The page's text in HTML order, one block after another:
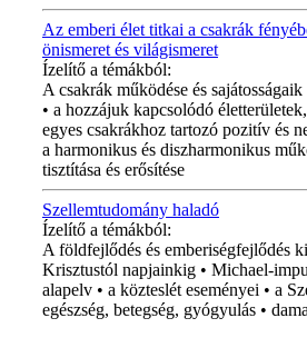
Az emberi élet titkai a csakrák
önismeret és világismeret
Ízelítő a témákból:
A csakrák működése és
• a hozzájuk kapcsolódó
egyes csakrákhoz tartozó pozitív és
a harmonikus és diszharmonikus
tisztítása és erősítése
Szellemtudomány haladó
Ízelítő a témákból:
A földfejlődés és emberiségfejlődés
Krisztustól napjainkig • Michael-
alapelv • a közteslét eseményei • a
egészség, betegség, gyógyulás •